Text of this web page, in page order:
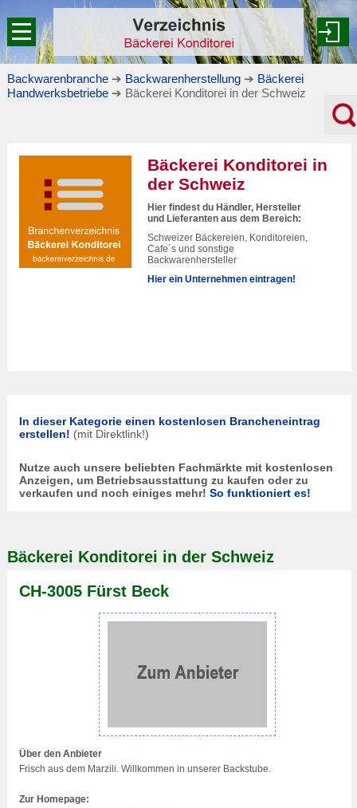
Backwarenbranche ➔ Backwarenherstellung ➔ Bäckerei
Handwerksbetriebe ➔ Bäckerei Konditorei in der Schweiz
Bäckerei Konditorei in
der Schweiz
Hier findest du Händler, Hersteller
und Lieferanten aus dem Bereich:
Schweizer Bäckereien, Konditoreien,
Cafe´s und sonstige
Backwarenhersteller
Hier ein Unternehmen eintragen!
In dieser Kategorie einen kostenlosen Brancheneintrag
erstellen! (mit Direktlink!)
Nutze auch unsere beliebten Fachmärkte mit kostenlosen
Anzeigen, um Betriebsausstattung zu kaufen oder zu
verkaufen und noch einiges mehr! So funktioniert es!
Bäckerei Konditorei in der Schweiz
CH-3005 Fürst Beck
Über den Anbieter
Frisch aus dem Marzili. Willkommen in unserer Backstube.
Zur Homepage: